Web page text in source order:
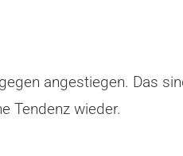
angestiegen. Das
Tendenz wieder.